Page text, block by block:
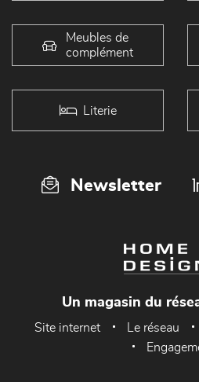
Meubles de
complément
Literie
Newsletter
Un magasin du
Site internet Le réseau